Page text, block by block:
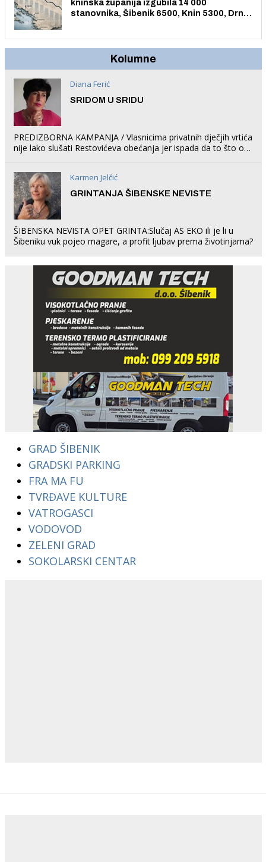
kninska županija izgubila 14 000
stanovnika, Šibenik 6500, Knin 5300, Drniš
Kolumne
Diana Ferić
SRIDOM U SRIDU
PREDIZBORNA KAMPANJA / Vlasnicima privatnih dječjih vrtića
nije lako slušati Restovićeva obećanja jer ispada da to što oni
Karmen Jelčić
GRINTANJA ŠIBENSKE NEVISTE
ŠIBENSKA NEVISTA OPET GRINTA:Slučaj AS EKO ili je li u
Šibeniku vuk pojeo magare, a profit ljubav prema životinjama?
GRAD ŠIBENIK
GRADSKI PARKING
FRA MA FU
TVRĐAVE KULTURE
VATROGASCI
VODOVOD
ZELENI GRAD
SOKOLARSKI CENTAR